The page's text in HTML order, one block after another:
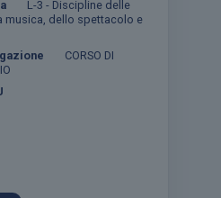
L-3 - Discipline delle
musica, dello spettacolo e
CORSO DI